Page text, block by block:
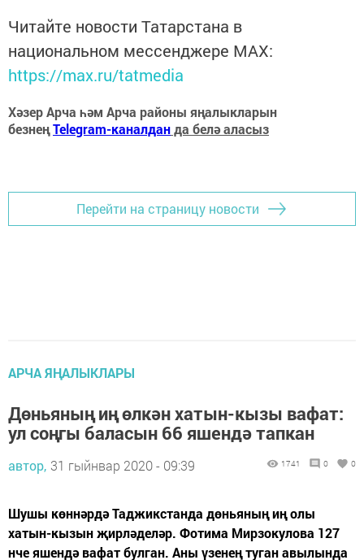
Читайте новости Татарстана в
национальном мессенджере MАХ:
https://max.ru/tatmedia
Хәзер Арча һәм Арча районы яңалыкларын
безнеңTelegram-каналданда белә аласыз
Перейти на страницу новости
АРЧА ЯҢАЛЫКЛАРЫ
Дөньяның иң өлкән хатын-кызы вафат:
ул соңгы баласын 66 яшендә тапкан
автор, 31 гыйнвар 2020 - 09:39 1741 0 0
Шушы көннәрдә Таджикстанда дөньяның иң олы
хатын-кызын җирләделәр. Фотима Мирзокулова 127
нче яшендә вафат булган. Аны үзенең туган авылында